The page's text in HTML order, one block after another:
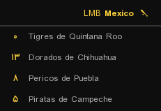
Mexico
Tigres de Quintana Roo
۰
Dorados de Chihuahua
۱۳
Pericos de Puebla
۸
Piratas de Campeche
۵